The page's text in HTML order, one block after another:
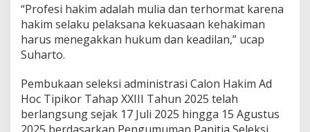
“Profesi hakim adalah mulia dan terhormat karena
hakim selaku pelaksana kekuasaan kehakiman
harus menegakkan hukum dan keadilan,” ucap
Suharto.
Pembukaan seleksi administrasi Calon Hakim Ad
Hoc Tipikor Tahap XXIII Tahun 2025 telah
berlangsung sejak 17 Juli 2025 hingga 15 Agustus